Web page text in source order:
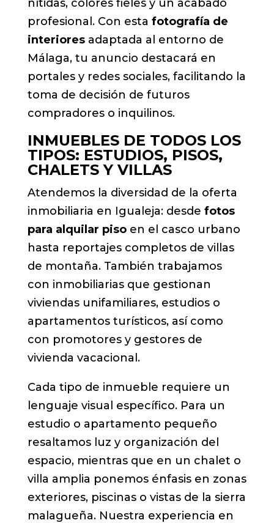
nítidas, colores fieles y un acabado
profesional. Con esta fotografía de
interioresadaptada al entorno de
Málaga, tu anuncio destacará en
portales y redes sociales, facilitando la
toma de decisión de futuros
compradores o inquilinos.
INMUEBLES DE TODOS LOS
TIPOS: ESTUDIOS, PISOS,
CHALETS Y VILLAS
Atendemos la diversidad de la oferta
inmobiliaria en Igualeja: desde fotos
para alquilar pisoen el casco urbano
hasta reportajes completos de villas
de montaña. También trabajamos
con inmobiliarias que gestionan
viviendas unifamiliares, estudios o
apartamentos turísticos, así como
con promotores y gestores de
vivienda vacacional.
Cada tipo de inmueble requiere un
lenguaje visual específico. Para un
estudio o apartamento pequeño
resaltamos luz y organización del
espacio, mientras que en un chalet o
villa amplia ponemos énfasis en zonas
exteriores, piscinas o vistas de la sierra
malagueña. Nuestra experiencia en